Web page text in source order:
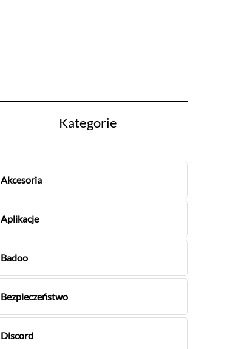
Kategorie
Akcesoria
Aplikacje
Badoo
Bezpieczeństwo
Discord